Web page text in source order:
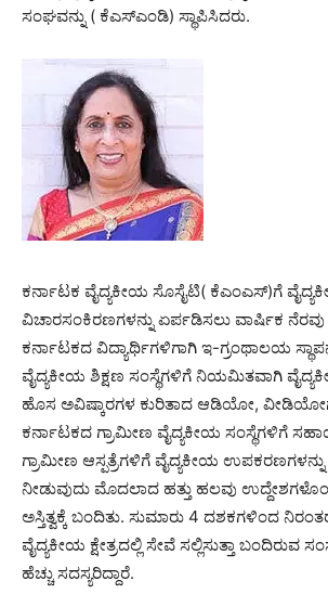
ಸಂಘವನ್ನು ( ಕೆಎಸ್‍ಎಂಡಿ) ಸ್ಥಾಪಿಸಿದರು.
ಕರ್ನಾಟಕ ವೈದ್ಯಕೀಯ ಸೊಸೈಟಿ( ಕೆಎಂಎಸ್)ಗೆ
ವಿಚಾರಸಂಕಿರಣಗಳನ್ನು ಏರ್ಪಡಿಸಲು ವಾರ್ಷಿಕ ನೆರವು
ಕರ್ನಾಟಕದ ವಿದ್ಯಾರ್ಥಿಗಳಿಗಾಗಿ ಇ-ಗ್ರಂಥಾಲಯ
ವೈದ್ಯಕೀಯ ಶಿಕ್ಷಣ ಸಂಸ್ಥೆಗಳಿಗೆ ನಿಯಮಿತವಾಗಿ
ಹೊಸ ಅವಿಷ್ಕಾರಗಳ ಕುರಿತಾದ ಆಡಿಯೋ,
ಕರ್ನಾಟಕದ ಗ್ರಾಮೀಣ ವೈದ್ಯಕೀಯ ಸಂಸ್ಥೆಗಳಿಗೆ
ಗ್ರಾಮೀಣ ಆಸ್ಪತ್ರೆಗಳಿಗೆ ವೈದ್ಯಕೀಯ
ನೀಡುವುದು ಮೊದಲಾದ ಹತ್ತು ಹಲವು
ಅಸ್ತಿತ್ವಕ್ಕೆ ಬಂದಿತು. ಸುಮಾರು 4 ದಶಕಗಳಿಂದ
ವೈದ್ಯಕೀಯ ಕ್ಷೇತ್ರದಲ್ಲಿ ಸೇವೆ ಸಲ್ಲಿಸುತ್ತಾ ಬಂದಿರುವ
ಹೆಚ್ಚು ಸದಸ್ಯರಿದ್ದಾರೆ.